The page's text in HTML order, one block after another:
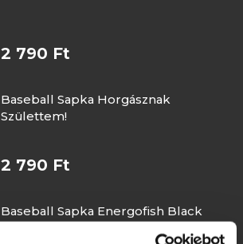
2 790 Ft
Baseball Sapka Horgásznak
Születtem!
2 790 Ft
Baseball Sapka Energofish Black